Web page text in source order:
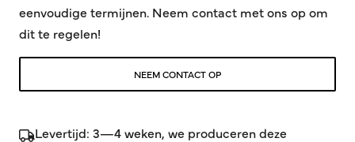
eenvoudige termijnen. Neem contact met ons op om
dit te regelen!
NEEM CONTACT OP
Levertijd: 3—4 weken, we produceren deze